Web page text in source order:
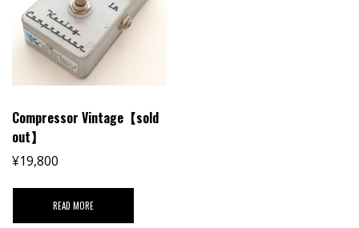
Compressor Vintage【sold
out】
¥19,800
READ MORE